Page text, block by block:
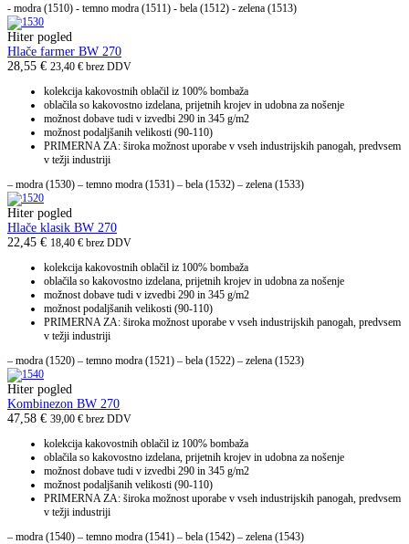
- modra (1510) - temno modra (1511) - bela (1512) - zelena (1513)
Hiter pogled
Hlače farmer BW 270
28,55 € 23,40 € brez DDV
kolekcija kakovostnih oblačil iz 100% bombaža
oblačila so kakovostno izdelana, prijetnih krojev in udobna za nošenje
možnost dobave tudi v izvedbi 290 in 345 g/m2
možnost podaljšanih velikosti (90-110)
PRIMERNA ZA: široka možnost uporabe v vseh industrijskih panogah, predvsem
v težji industriji
– modra (1530) – temno modra (1531) – bela (1532) – zelena (1533)
Hiter pogled
Hlače klasik BW 270
22,45 € 18,40 € brez DDV
kolekcija kakovostnih oblačil iz 100% bombaža
oblačila so kakovostno izdelana, prijetnih krojev in udobna za nošenje
možnost dobave tudi v izvedbi 290 in 345 g/m2
možnost podaljšanih velikosti (90-110)
PRIMERNA ZA: široka možnost uporabe v vseh industrijskih panogah, predvsem
v težji industriji
– modra (1520) – temno modra (1521) – bela (1522) – zelena (1523)
Hiter pogled
Kombinezon BW 270
47,58 € 39,00 € brez DDV
kolekcija kakovostnih oblačil iz 100% bombaža
oblačila so kakovostno izdelana, prijetnih krojev in udobna za nošenje
možnost dobave tudi v izvedbi 290 in 345 g/m2
možnost podaljšanih velikosti (90-110)
PRIMERNA ZA: široka možnost uporabe v vseh industrijskih panogah, predvsem
v težji industriji
– modra (1540) – temno modra (1541) – bela (1542) – zelena (1543)